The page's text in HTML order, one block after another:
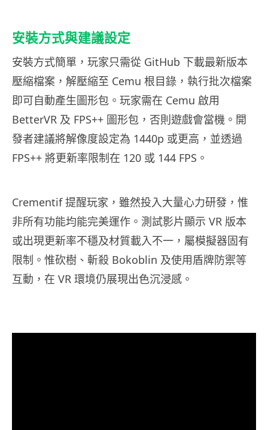
安裝方式與建議設定
安裝方式簡單，玩家只需從 GitHub 下載最新版本
壓縮檔案，解壓縮至 Cemu 根目錄，執行批次檔案
即可自動產生圖形包。玩家需在 Cemu 啟用
BetterVR 及 FPS++ 圖形包，否則遊戲會當機。開
發者建議將解像度設定為 1440p 或更高，並透過
FPS++ 將更新率限制在 120 或 144 FPS。
Crementif 提醒玩家，雖然投入大量心力研發，惟
非所有功能均能完美運作。測試影片顯示 VR 版本
或出現更新率不穩及材質載入不一，屬模擬器固有
限制。惟砍樹、斬殺 Bokoblin 及使用盾牌防禦等
互動，在 VR 環境仍展現出色沉浸感。